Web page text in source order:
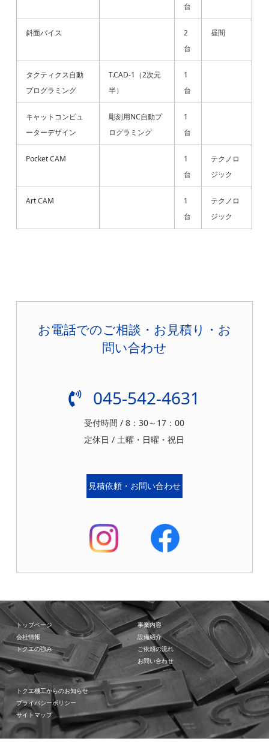
台
斜面バイス
2
台
昼間
タクティクス自動
プログラミング
T.CAD-1（2次元
半）
1
台
キャットコンピュ
ーターデザイン
彫刻用NC自動プ
ログラミング
1
台
Pocket CAM
1
台
テクノロ
ジック
Art CAM
1
台
テクノロ
ジック
お電話でのご相談・お見積り・お
問い合わせ
045-542-4631
受付時間 / 8：30～17：00
定休日 / 土曜・日曜・祝日
見積依頼・お問い合わせ
トップページ
会社情報
トクエの強み
事業内容
設備紹介
ご依頼の流れ
お問い合わせ
トクエ機工からのお知らせ
プライバシーポリシー
サイトマップ